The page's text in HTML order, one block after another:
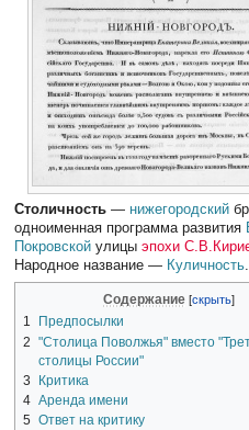
Столичность — нижегородский
одноименная программа развития
Покровской улицыэпохи
Народное название — Куличность.
Содержание
1
Предпосылки
2
"Столица Поволжья" вместо
столицы России"
3
Критика
4 Аренда имени
5 Ответ на критику